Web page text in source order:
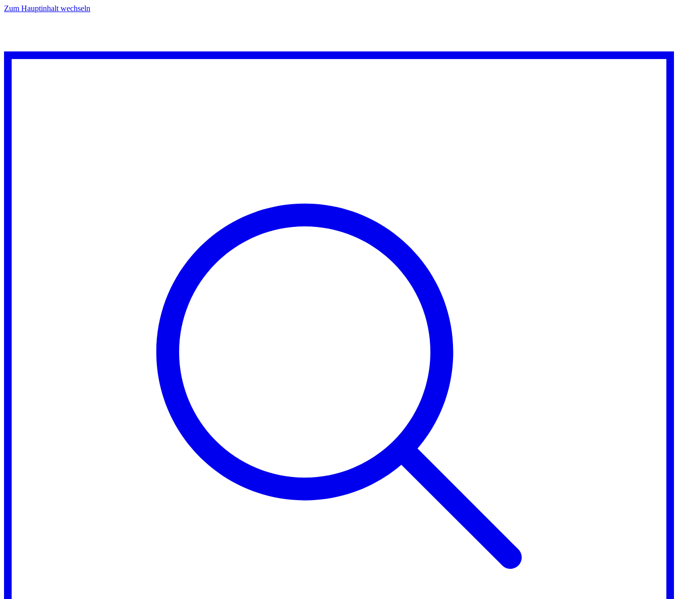
Zum Hauptinhalt wechseln